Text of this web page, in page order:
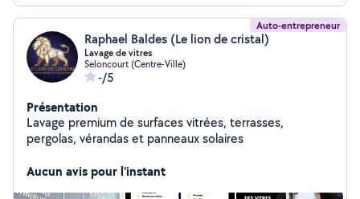
Auto-entrepreneur
Raphael Baldes (Le lion de cristal)
Lavage de vitres
Seloncourt (Centre-Ville)
-/5
Présentation
Lavage premium de surfaces vitrées, terrasses,
pergolas, vérandas et panneaux solaires
Aucun avis pour l'instant